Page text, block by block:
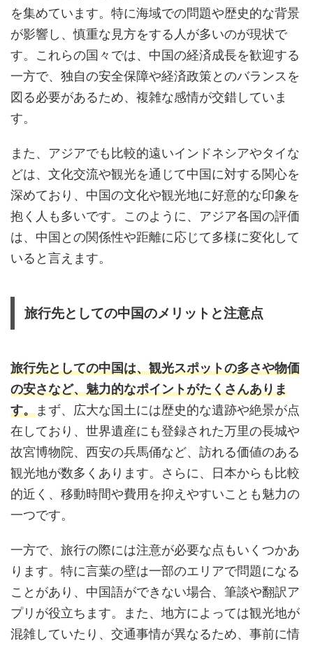
を集めています。特に海域での問題や歴史的な背景
が影響し、慎重な見方をする人が多いのが現状で
す。これらの国々では、中国の経済成長を歓迎する
一方で、独自の安全保障や経済政策とのバランスを
図る必要があるため、複雑な感情が交錯していま
す。
また、アジアでも比較的遠いインドネシアやタイな
どは、文化交流や観光を通じて中国に対する関心を
深めており、中国の文化や観光地に好意的な印象を
抱く人も多いです。このように、アジア各国の評価
は、中国との関係性や距離に応じて多様に変化して
いると言えます。
旅行先としての中国のメリットと注意点
旅行先としての中国は、観光スポットの多さや物価
の安さなど、魅力的なポイントがたくさんありま
す。まず、広大な国土には歴史的な遺跡や絶景が点
在しており、世界遺産にも登録された万里の長城や
故宮博物院、西安の兵馬俑など、訪れる価値のある
観光地が数多くあります。さらに、日本からも比較
的近く、移動時間や費用を抑えやすいことも魅力の
一つです。
一方で、旅行の際には注意が必要な点もいくつかあ
ります。特に言葉の壁は一部のエリアで問題になる
ことがあり、中国語ができない場合、筆談や翻訳ア
プリが役立ちます。また、地方によっては観光地が
混雑していたり、交通事情が異なるため、事前に情